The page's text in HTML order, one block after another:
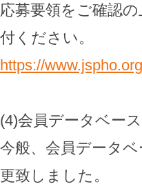
応募要領をご確認
付ください。
https://
(4)会員データベー
今般、会員データ
更致しました。